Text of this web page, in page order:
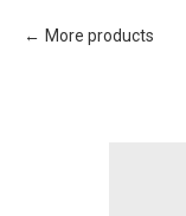
More products